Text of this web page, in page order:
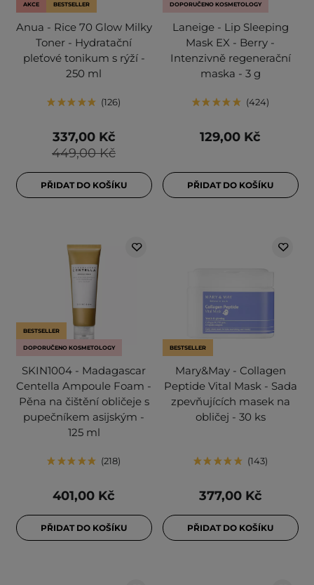
AKCE BESTSELLER
Anua - Rice 70 Glow Milky
Toner - Hydratační
pleťové tonikum s rýží -
250 ml
126
449,00 Kč
337,00 Kč
PŘIDAT DO KOŠÍKU
DOPORUČENO KOSMETOLOGY
Laneige - Lip Sleeping
Mask EX - Berry -
Intenzivně regenerační
maska - 3 g
424
129,00 Kč
PŘIDAT DO KOŠÍKU
BESTSELLER
DOPORUČENO KOSMETOLOGY
SKIN1004 - Madagascar
Centella Ampoule Foam -
Pěna na čištění obličeje s
pupečníkem asijským -
125 ml
218
401,00 Kč
PŘIDAT DO KOŠÍKU
BESTSELLER
Mary&May - Collagen
Peptide Vital Mask - Sada
zpevňujících masek na
obličej - 30 ks
143
377,00 Kč
PŘIDAT DO KOŠÍKU